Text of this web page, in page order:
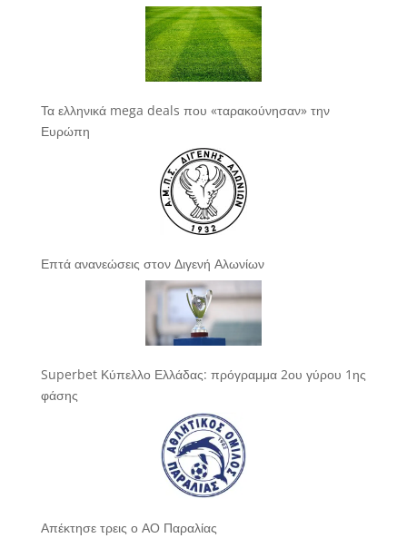
Τα ελληνικά mega deals που «ταρακούνησαν» την
Ευρώπη
Επτά ανανεώσεις στον Διγενή Αλωνίων
Superbet Κύπελλο Ελλάδας: πρόγραμμα 2ου γύρου 1ης
φάσης
Απέκτησε τρεις ο ΑΟ Παραλίας